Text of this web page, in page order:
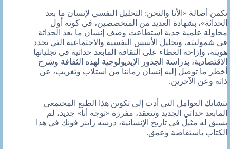
هو:
170 ج.
هو:
147 ج.
تكمن أصالة «الأنا والنحن: التحليل النفسي لإنسان ما بعد
الحداثة»، بشهادة العديد من المتخصصين، في كونه أول
محاولة علمية جدية استطاعت وصف إنسان ما بعد الحداثة
في شموليته، وتحليل الأسس النفسية والاجتماعية التي تحدد
هويته، وإزاحة الغطاء على الثقافة المابعد حداثية في تجلياتها
الاقتصادية، بدراسة الجذور الإيديولوجية لهذه الثقافة وشرح
أخطر ما توصل إليه إنسان زماننا من استلاب وتغريب، عن
ذاته وعن الآخرين.
تتشابك العوامل التي أدت إلى تكوين هذا الطبع المجتمعي
المابعد حداثي الجديد وتتعقد، مفرزة «توجه أنا» جديد، لم
يسبق له مثيل في تاريخ الإنسانية، درسه راينر فونك في هذا
الكتاب باستفاضة وعمق.